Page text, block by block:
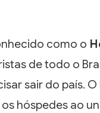
como o
de todo o
sair do país.
hóspedes ao